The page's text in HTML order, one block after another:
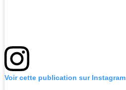
Voir cette publication sur Instagram